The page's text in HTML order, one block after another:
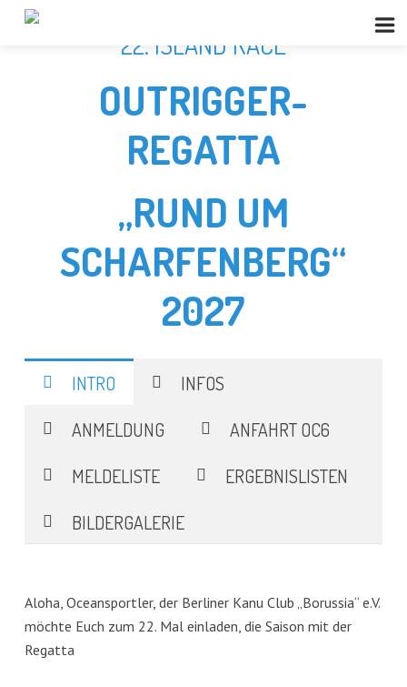
22. ISLAND RACE
OUTRIGGER-
REGATTA
„RUND UM
SCHARFENBERG“
2027
INTRO
INFOS
ANMELDUNG
ANFAHRT OC6
MELDELISTE
ERGEBNISLISTEN
BILDERGALERIE
Aloha, Oceansportler, der Berliner Kanu Club „Borussia“ e.V.
möchte Euch zum 22. Mal einladen, die Saison mit der
Regatta